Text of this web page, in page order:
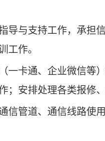
导与支持工作，承担
工作。
一卡通、企业微信等
安排处理各类报修
信管道、通信线路使